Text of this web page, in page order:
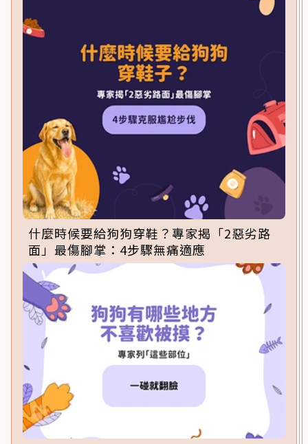
什麼時候要給狗狗穿鞋？專家揭「2惡劣路
面」最傷腳掌：4步驟無痛適應